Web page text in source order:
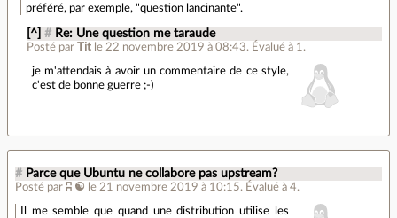
préféré, par exemple, "question lancinante".
[^] # Re: Une question me taraude
Posté par Tit le 22 novembre 2019 à 08:43. Évalué à 1 .
je m'attendais à avoir un commentaire de ce style,
c'est de bonne guerre ;-)
# Parce que Ubuntu ne collabore pas upstream?
Posté par ʭ ☯ le 21 novembre 2019 à 10:15. Évalué à 4.
Il me semble que quand une distribution utilise les